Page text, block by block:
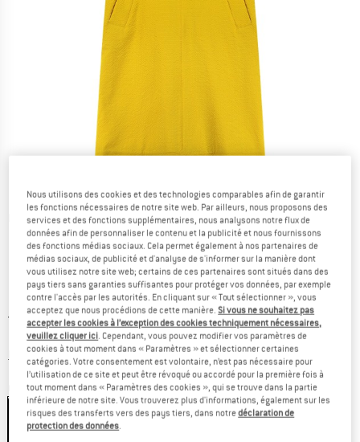
Photos détaillées
Prix initial :
129,95€
Prix:
51,98€ TVA incl.
hors Frais de livraisonInformations sur les frais de livraison. Ouvre une
Couleur:Amber
Nous utilisons des cookies et des technologies comparables afin de garantir
les fonctions nécessaires de notre site web. Par ailleurs, nous proposons des
services et des fonctions supplémentaires, nous analysons notre flux de
données afin de personnaliser le contenu et la publicité et nous fournissons
des fonctions médias sociaux. Cela permet également à nos partenaires de
médias sociaux, de publicité et d'analyse de s'informer sur la manière dont
vous utilisez notre site web; certains de ces partenaires sont situés dans des
pays tiers sans garanties suffisantes pour protéger vos données, par exemple
contre l'accès par les autorités. En cliquant sur « Tout sélectionner », vous
acceptez que nous procédions de cette manière.Si vous ne souhaitez pas
accepter les cookies à l’exception des cookies techniquement nécessaires,
veuillez cliquer ici. Cependant, vous pouvez modifier vos paramètres de
cookies à tout moment dans « Paramètres » et sélectionner certaines
catégories. Votre consentement est volontaire, n’est pas nécessaire pour
l’utilisation de ce site et peut être révoqué ou accordé pour la première fois à
tout moment dans « Paramètres des cookies », qui se trouve dans la partie
inférieure de notre site. Vous trouverez plus d'informations, également sur les
risques des transferts vers des pays tiers, dans notredéclaration de
protection des données.